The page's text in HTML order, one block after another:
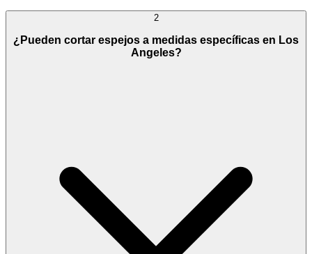
2
¿Pueden cortar espejos a medidas específicas en Los
Angeles?